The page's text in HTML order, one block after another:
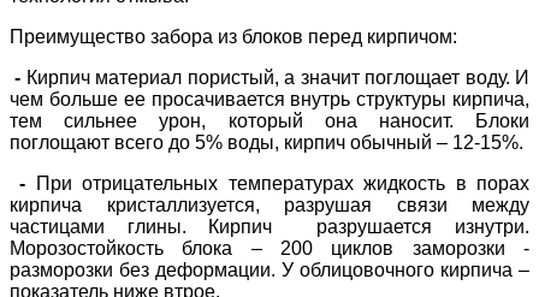
Преимущество забора из блоков перед кирпичом:
- Кирпич материал пористый, а значит поглощает воду. И
чем больше ее просачивается внутрь структуры кирпича,
тем сильнее урон, который она наносит. Блоки
поглощают всего до 5% воды, кирпич обычный – 12-15%.
-
При отрицательных температурах жидкость в порах
кирпича кристаллизуется, разрушая связи между
частицами глины. Кирпич разрушается изнутри.
Морозостойкость блока – 200 циклов заморозки -
разморозки без деформации. У облицовочного кирпича –
показатель ниже втрое.